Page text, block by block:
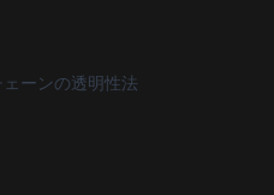
ーンの透明性法